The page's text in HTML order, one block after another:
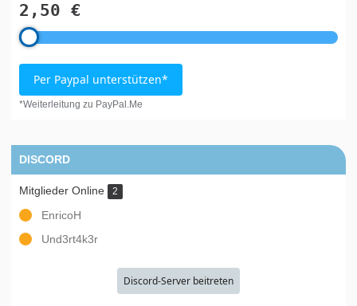
2,50 €
Per Paypal unterstützen*
*Weiterleitung zu PayPal.Me
DISCORD
Mitglieder Online 2
EnricoH
Und3rt4k3r
Discord-Server beitreten